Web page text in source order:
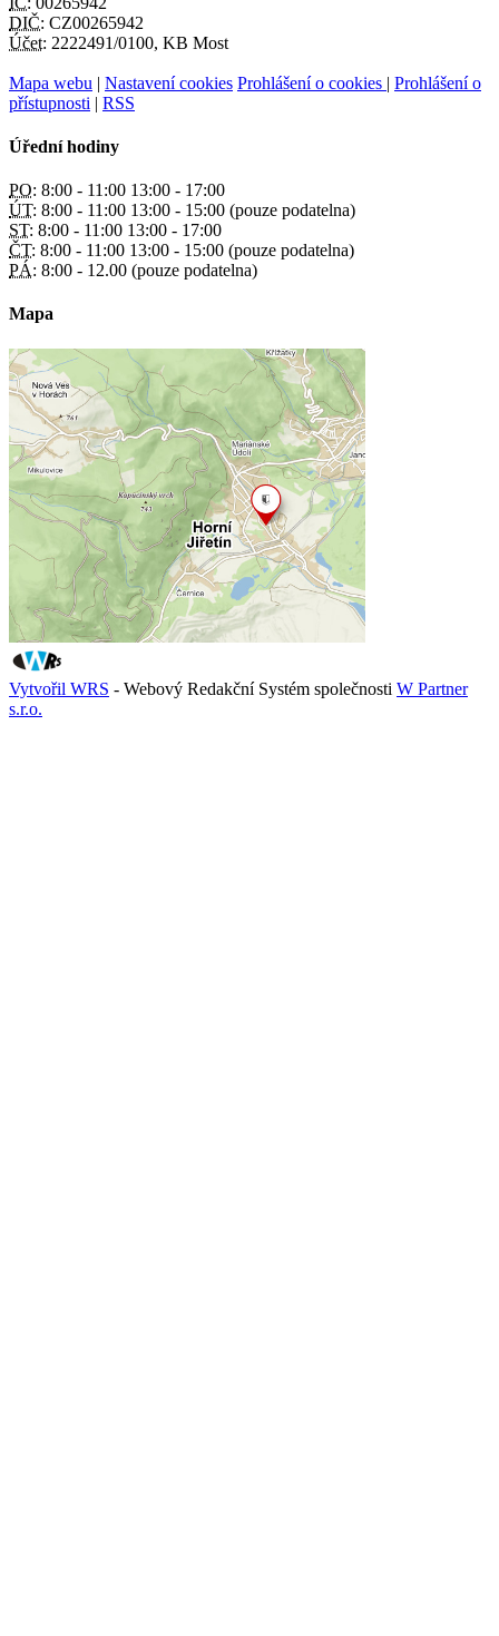
DIČ: CZ00265942
Účet: 2222491/0100, KB Most
Mapa webu | Nastavení cookies Prohlášení o cookies | Prohlášení o
přístupnosti | RSS
Úřední hodiny
PO: 8:00 - 11:00 13:00 - 17:00
ÚT: 8:00 - 11:00 13:00 - 15:00 (pouze podatelna)
ST: 8:00 - 11:00 13:00 - 17:00
ČT: 8:00 - 11:00 13:00 - 15:00 (pouze podatelna)
PÁ: 8:00 - 12.00 (pouze podatelna)
Mapa
Vytvořil WRS - Webový Redakční Systém společnosti W Partner
s.r.o.